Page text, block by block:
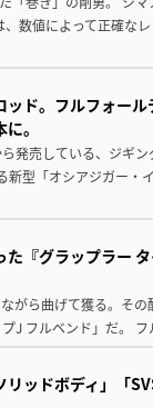
数値によって正確な
ッド。フルフォー
。
発売している、ジギ
型「オシアジガー・
『グラップラー
がら曲げて獲る。そ
J フルベンド」だ。
ッドボディ」「